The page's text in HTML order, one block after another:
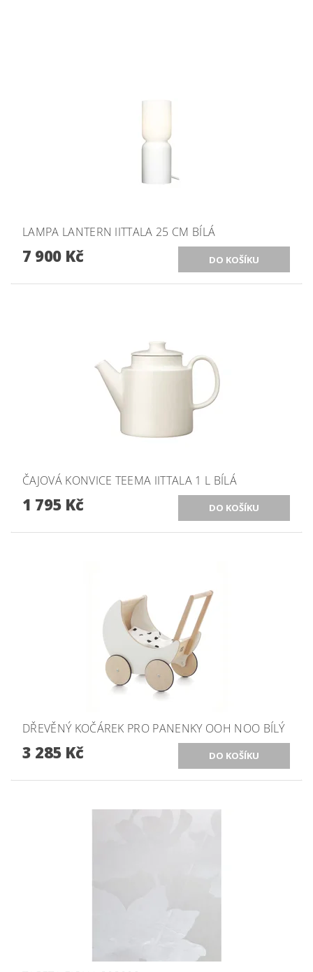
LAMPA LANTERN IITTALA 25 CM BÍLÁ
7 900 Kč
ČAJOVÁ KONVICE TEEMA IITTALA 1 L BÍLÁ
1 795 Kč
DŘEVĚNÝ KOČÁREK PRO PANENKY OOH NOO BÍLÝ
3 285 Kč